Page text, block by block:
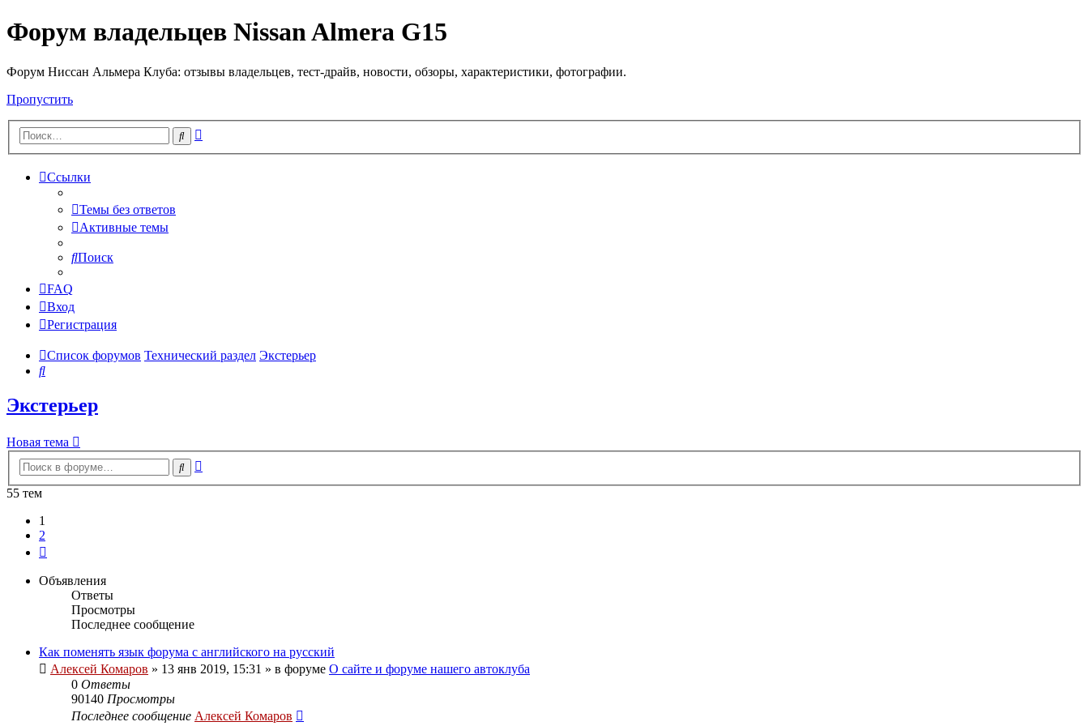
Форум владельцев Nissan Almera G15
Форум Ниссан Альмера Клуба: отзывы владельцев, тест-драйв, новости, обзоры, характеристики, фотографии.
Пропустить
Поиск
Ссылки
Темы без ответов
Активные темы
Поиск
FAQ
Вход
Регистрация
Список форумов Технический раздел Экстерьер
Поиск
Экстерьер
Новая тема
Поиск
55 тем
1
2
Объявления
Ответы
Просмотры
Последнее сообщение
Как поменять язык форума с английского на русский
Алексей Комаров » 13 янв 2019, 15:31 » в форуме О сайте и форуме нашего автоклуба
0 Ответы
90140 Просмотры
Последнее сообщение Алексей Комаров